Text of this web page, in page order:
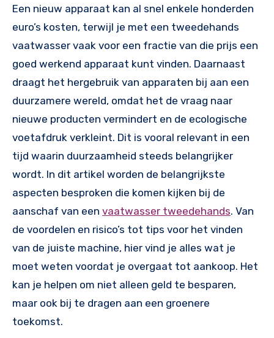
Een nieuw apparaat kan al snel enkele honderden
euro’s kosten, terwijl je met een tweedehands
vaatwasser vaak voor een fractie van die prijs een
goed werkend apparaat kunt vinden. Daarnaast
draagt het hergebruik van apparaten bij aan een
duurzamere wereld, omdat het de vraag naar
nieuwe producten vermindert en de ecologische
voetafdruk verkleint. Dit is vooral relevant in een
tijd waarin duurzaamheid steeds belangrijker
wordt. In dit artikel worden de belangrijkste
aspecten besproken die komen kijken bij de
aanschaf van een vaatwasser tweedehands. Van
de voordelen en risico’s tot tips voor het vinden
van de juiste machine, hier vind je alles wat je
moet weten voordat je overgaat tot aankoop. Het
kan je helpen om niet alleen geld te besparen,
maar ook bij te dragen aan een groenere
toekomst.